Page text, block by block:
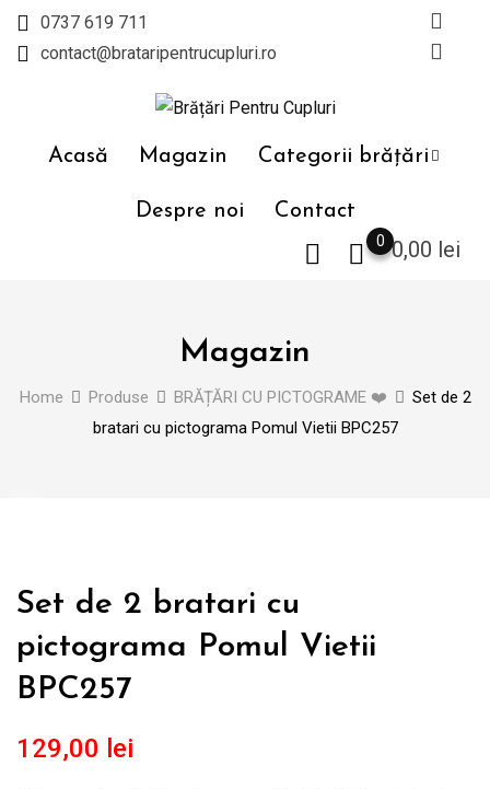
Skip
0737 619 711
contact@brataripentrucupluri.ro
Acasă Magazin Categorii brățări
Despre noi Contact
0,00 lei
0
Magazin
Home Produse BRĂȚĂRI CU PICTOGRAME ❤️
Set de 2
bratari cu pictograma Pomul Vietii BPC257
Set de 2 bratari cu
pictograma Pomul Vietii
BPC257
129,00 lei